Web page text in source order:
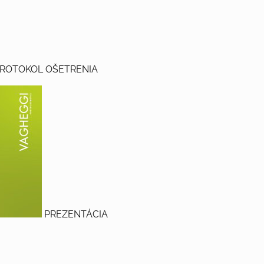
OŠETRENIA
PREZENTÁCIA